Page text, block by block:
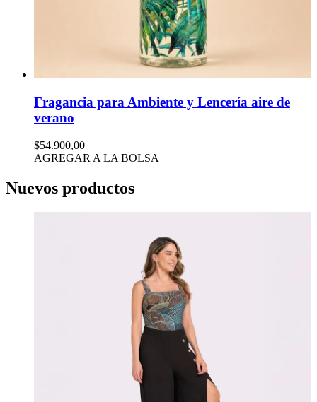
Fragancia para Ambiente y Lencería aire de
verano
$54.900,00
AGREGAR A LA BOLSA
Nuevos productos